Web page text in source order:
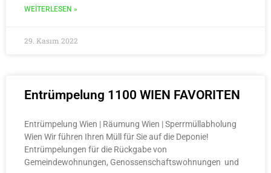
WEITERLESEN »
29. Kasım 2022
Entrümpelung 1100 WIEN FAVORITEN
Entrümpelung Wien | Räumung Wien | Sperrmüllabholung
Wien Wir führen Ihren Müll für Sie auf die Deponie!
Entrümpelungen für die Rückgabe von
Gemeindewohnungen, Genossenschaftswohnungen und